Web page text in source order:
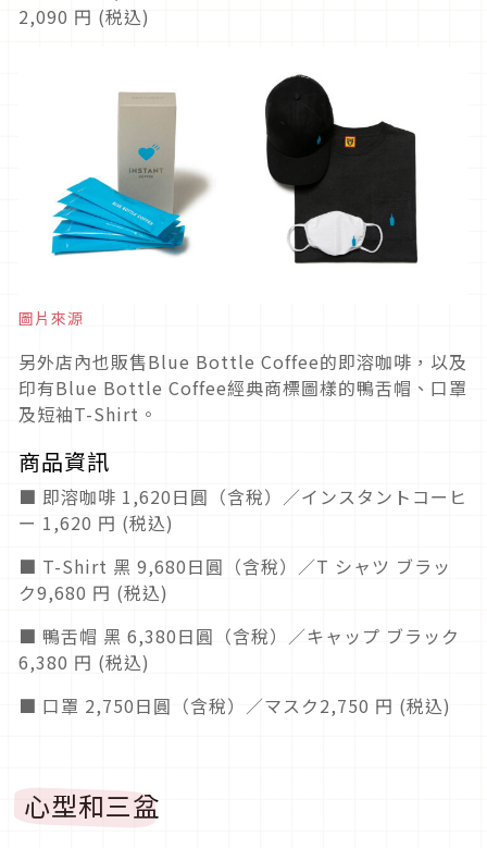
2,090 円 (税込)
圖片來源
另外店內也販售Blue Bottle Coffee的即溶咖啡，以及
印有Blue Bottle Coffee經典商標圖樣的鴨舌帽、口罩
及短袖T-Shirt。
商品資訊
■ 即溶咖啡 1,620日圓（含稅）／インスタントコーヒ
ー 1,620 円 (税込)
■ T-Shirt 黑 9,680日圓（含稅）／T シャツ ブラッ
ク9,680 円 (税込)
■ 鴨舌帽 黑 6,380日圓（含稅）／キャップ ブラック
6,380 円 (税込)
■ 口罩 2,750日圓（含稅）／マスク2,750 円 (税込)
心型和三盆